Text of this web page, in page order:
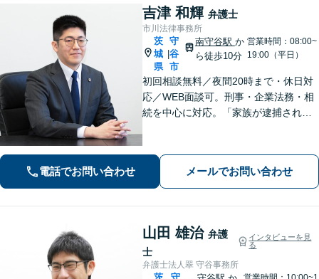
吉津 和輝 弁護士
市川法律事務所
茨
城
県
|
守
谷
市
南守谷駅 か
ら徒歩10分
営業時間：08:00~
19:00（平日）
初回相談無料／夜間20時まで・休日対
応／WEB面談可。刑事・企業法務・相
続を中心に対応。「家族が逮捕され
じた」など——受任から解決まで当職
が一貫担当いたします
電話でお問い合わせ メールでお問い合わせ
山田 雄治 弁護
士
インタビューを見
る
弁護士法人翠 守谷事務所
茨
守